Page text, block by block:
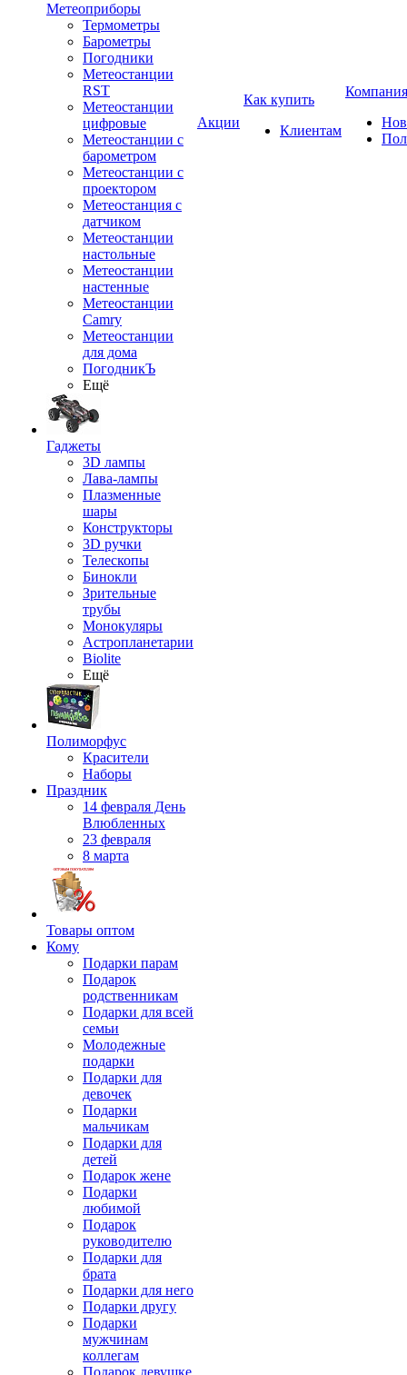
Метеоприборы
Термометры
Барометры
Погодники
Метеостанции
RST
Метеостанции
цифровые
Метеостанции с
барометром
Метеостанции с
проектором
Метеостанция с
датчиком
Метеостанции
настольные
Метеостанции
настенные
Метеостанции
Camry
Метеостанции
для дома
ПогодникЪ
Ещё
Гаджеты
3D лампы
Лава-лампы
Плазменные
шары
Конструкторы
3D ручки
Телескопы
Бинокли
Зрительные
трубы
Монокуляры
Астропланетарии
Biolite
Ещё
Полиморфус
Красители
Наборы
Праздник
14 февраля День
Влюбленных
23 февраля
8 марта
Товары оптом
Кому
Подарки парам
Подарок
родственникам
Подарки для всей
семьи
Молодежные
подарки
Подарки для
девочек
Подарки
мальчикам
Подарки для
детей
Подарок жене
Подарки
любимой
Подарок
руководителю
Подарки для
брата
Подарки для него
Подарки другу
Подарки
мужчинам
коллегам
Подарок девушке
Акции
Как купить
Клиентам
Компания